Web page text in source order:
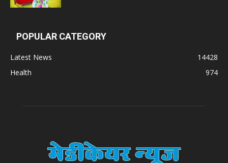
Carewell Ayurveda
Dr. Madhukar Pharmaceuticals (P) Ltd
POPULAR CATEGORY
Latest News
14428
Health
974